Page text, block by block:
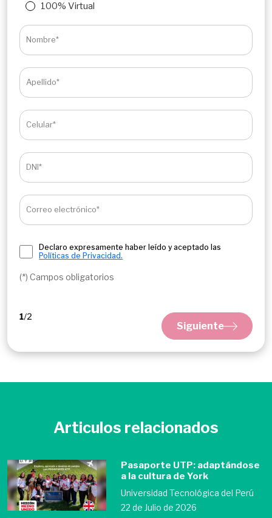
100% Virtual
Nombre*
Apellido*
Celular*
DNI*
Correo electrónico*
Declaro expresamente haber leído y aceptado las
Políticas de Privacidad.
(*) Campos obligatorios
Siguiente
Articulos relacionados
Pasaporte UTP: adaptándose
a la cultura de York
Universidad Tecnológica del Perú
22 de Julio de 2026